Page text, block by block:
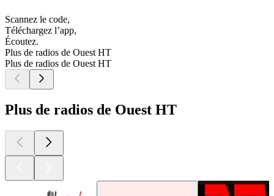
Scannez le code,
Téléchargez l’app,
Écoutez.
Plus de radios de Ouest HT
Plus de radios de Ouest HT
Plus de radios de Ouest HT